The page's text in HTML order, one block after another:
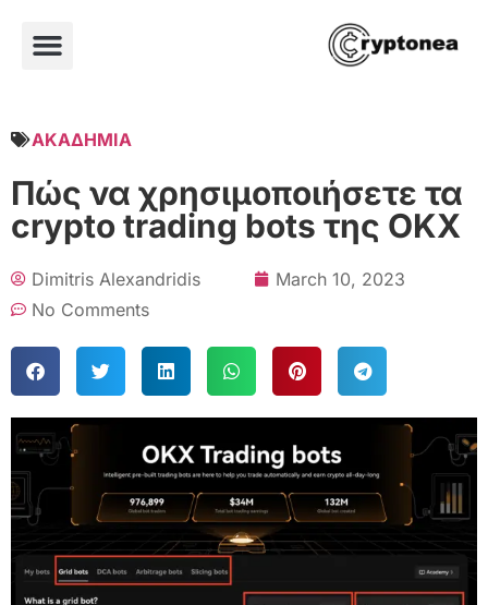
ΑΚΑΔΗΜΙΑ
Πώς να χρησιμοποιήσετε τα
crypto trading bots της OKX
Dimitris Alexandridis
March 10, 2023
No Comments